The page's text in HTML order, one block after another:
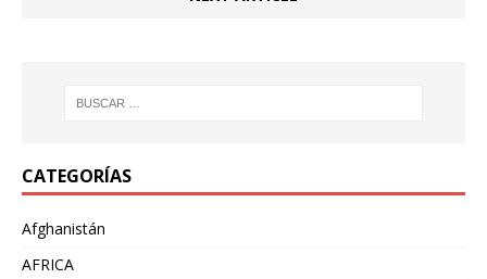
CATEGORÍAS
Afghanistán
AFRICA